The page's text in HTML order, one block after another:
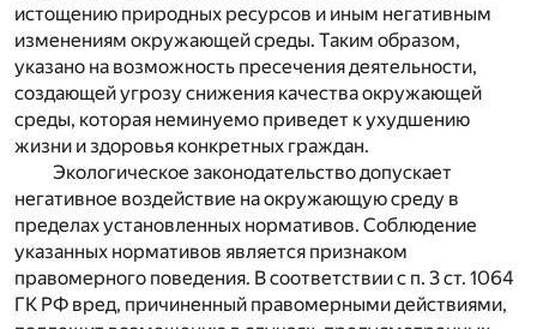
истощению природных ресурсов и иным негативным
изменениям окружающей среды. Таким образом,
указано на возможность пресечения деятельности,
создающей угрозу снижения качества окружающей
среды, которая неминуемо приведет к ухудшению
жизни и здоровья конкретных граждан.
Экологическое законодательство допускает
негативное воздействие на окружающую среду в
пределах установленных нормативов. Соблюдение
указанных нормативов является признаком
правомерного поведения. В соответствии с п. 3 ст. 1064
ГК РФ вред, причиненный правомерными действиями,